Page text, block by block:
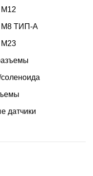
M8 ТИП-A
М23
датчики